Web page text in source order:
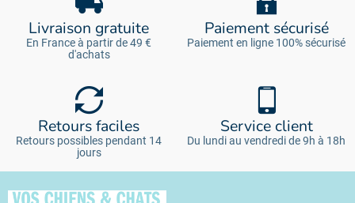
Livraison gratuite
En France à partir de 49 €
d'achats
Paiement sécurisé
Paiement en ligne 100% sécurisé
Retours faciles
Retours possibles pendant 14
jours
Service client
Du lundi au vendredi de 9h à 18h